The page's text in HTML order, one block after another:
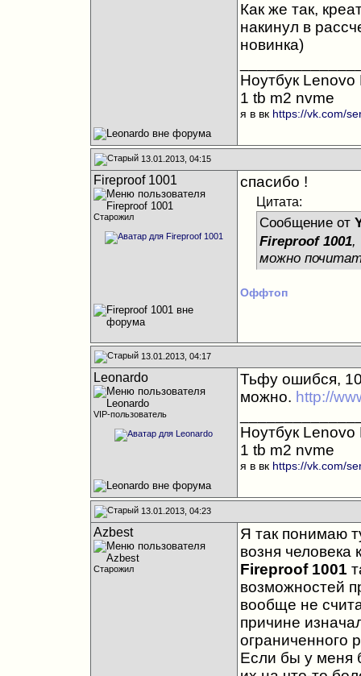
Как же так,
накинул в
новинка)
Ноутбук
1 tb m2 nvme
я в вк https://vk.com/
13.01.2013, 04:15
Fireproof 1001
Старожил
спасибо !
Цитата:
Сообщение от
Fireproof 1001,
можно
Оффтоп
13.01.2013, 04:17
Leonardo
VIP-пользователь
Тьфу ошибся,
можно. http://
Ноутбук
1 tb m2 nvme
я в вк https://vk.com/
13.01.2013, 04:23
Azbest
Старожил
Я так понимаю
возня человека
Fireproof 1001
возможностей
вообще не
причине
ограниченного
Если бы у меня